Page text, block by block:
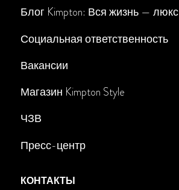
Блог Kimpton: Вся жизнь — люкс
Социальная ответственность
Вакансии
Магазин Kimpton Style
ЧЗВ
Пресс-центр
КОНТАКТЫ